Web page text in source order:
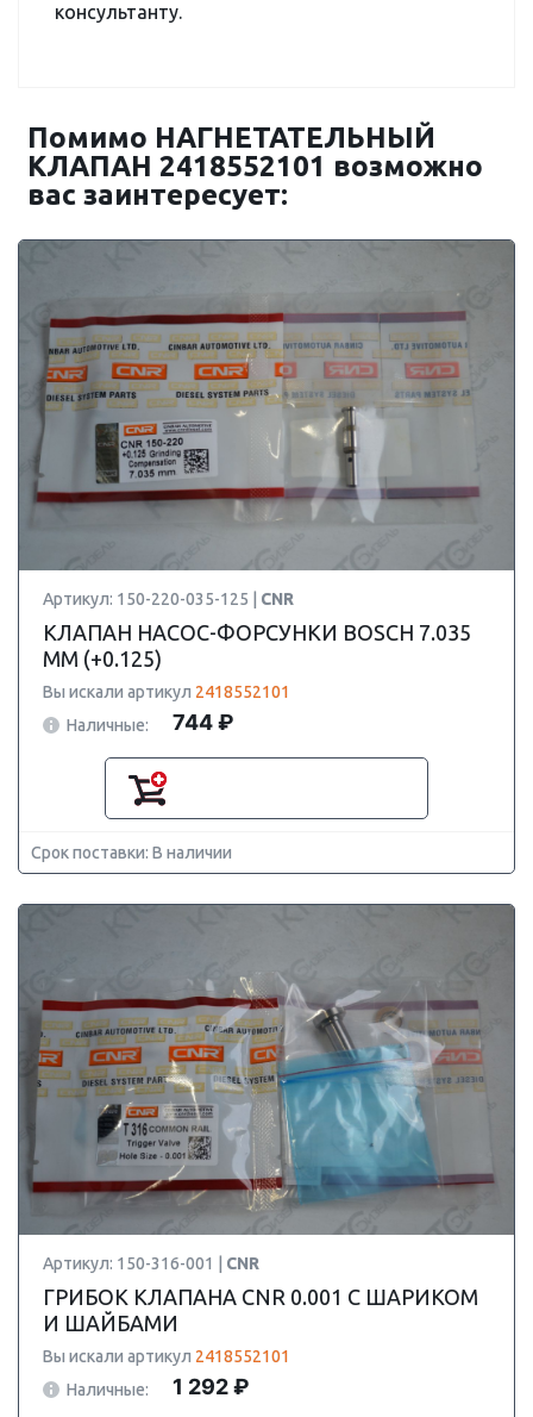
консультанту.
Помимо НАГНЕТАТЕЛЬНЫЙ
КЛАПАН 2418552101 возможно
вас заинтересует:
Артикул: 150-220-035-125 | CNR
КЛАПАН НАСОС-ФОРСУНКИ BOSCH 7.035
ММ (+0.125)
Вы искали артикул 2418552101
Наличные:
744 ₽
Срок поставки: В наличии
Артикул: 150-316-001 | CNR
ГРИБОК КЛАПАНА CNR 0.001 С ШАРИКОМ
И ШАЙБАМИ
Вы искали артикул 2418552101
Наличные:
1 292 ₽